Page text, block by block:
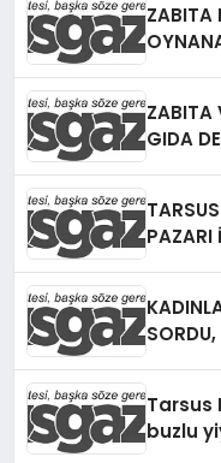
ZABITA
ZABITA
GIDA
PAZARI
Tarsus
buzlu